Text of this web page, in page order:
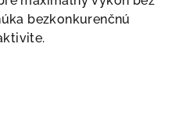
bezkonkurenčnú